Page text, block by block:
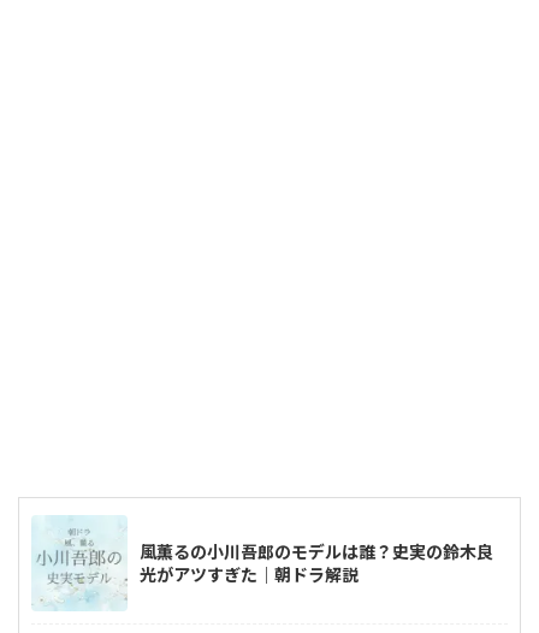
風薫るの小川吾郎のモデルは誰？史実の鈴木良
光がアツすぎた｜朝ドラ解説